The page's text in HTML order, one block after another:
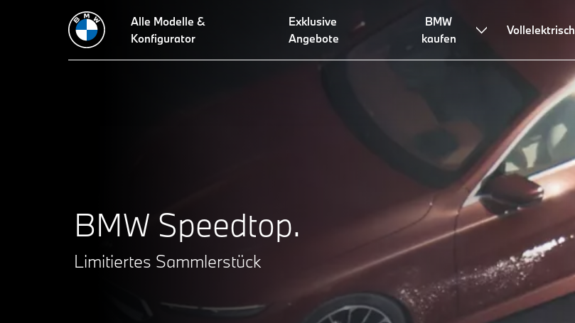
Alle Modelle &
Konfigurator
Exklusive
Angebote
BMW
kaufen
Vollelektrisch
BMW Speedtop.
Limitiertes Sammlerstück